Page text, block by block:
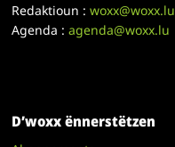
Redaktioun :woxx@woxx.lu
Agenda :agenda@woxx.lu
D’woxx ënnerstëtzen